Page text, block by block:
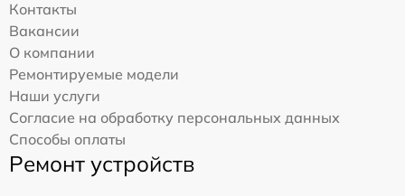
Контакты
Вакансии
О компании
Ремонтируемые модели
Наши услуги
Согласие на обработку персональных данных
Способы оплаты
Ремонт устройств